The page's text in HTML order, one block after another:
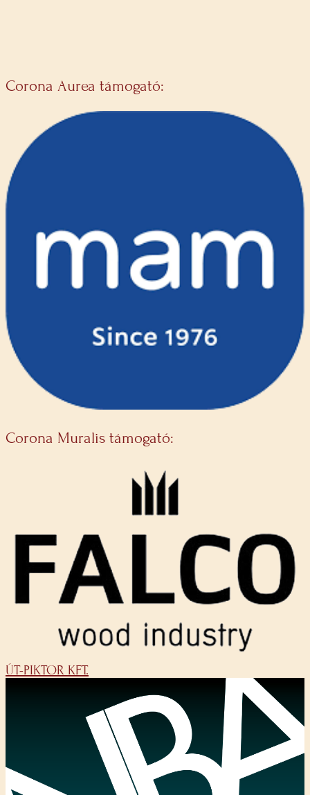
Corona Aurea támogató:
Corona Muralis támogató:
ÚT-PIKTOR KFT.